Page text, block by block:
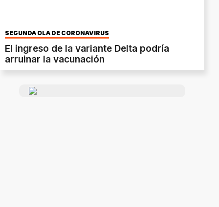
SEGUNDA OLA DE CORONAVIRUS
El ingreso de la variante Delta podría
arruinar la vacunación